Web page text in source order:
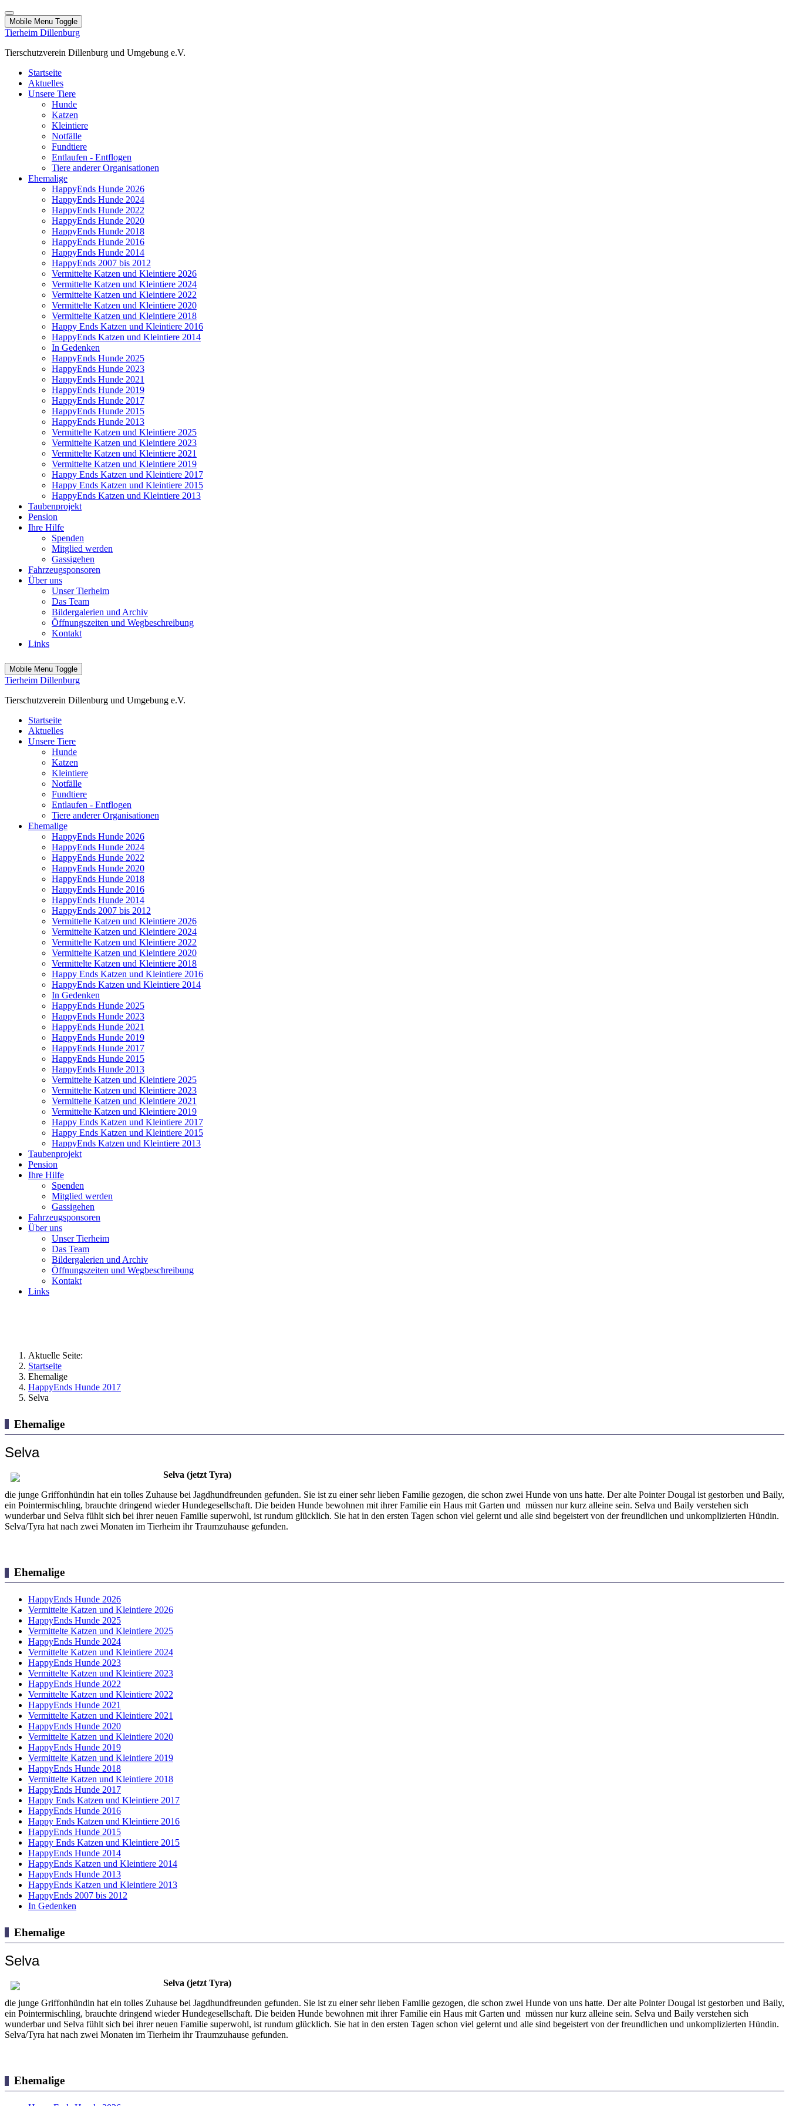
Mobile Menu Toggle
Tierheim Dillenburg
Tierschutzverein Dillenburg und Umgebung e.V.
Startseite
Aktuelles
Unsere Tiere
Hunde
Katzen
Kleintiere
Notfälle
Fundtiere
Entlaufen - Entflogen
Tiere anderer Organisationen
Ehemalige
HappyEnds Hunde 2026
HappyEnds Hunde 2024
HappyEnds Hunde 2022
HappyEnds Hunde 2020
HappyEnds Hunde 2018
HappyEnds Hunde 2016
HappyEnds Hunde 2014
HappyEnds 2007 bis 2012
Vermittelte Katzen und Kleintiere 2026
Vermittelte Katzen und Kleintiere 2024
Vermittelte Katzen und Kleintiere 2022
Vermittelte Katzen und Kleintiere 2020
Vermittelte Katzen und Kleintiere 2018
Happy Ends Katzen und Kleintiere 2016
HappyEnds Katzen und Kleintiere 2014
In Gedenken
HappyEnds Hunde 2025
HappyEnds Hunde 2023
HappyEnds Hunde 2021
HappyEnds Hunde 2019
HappyEnds Hunde 2017
HappyEnds Hunde 2015
HappyEnds Hunde 2013
Vermittelte Katzen und Kleintiere 2025
Vermittelte Katzen und Kleintiere 2023
Vermittelte Katzen und Kleintiere 2021
Vermittelte Katzen und Kleintiere 2019
Happy Ends Katzen und Kleintiere 2017
Happy Ends Katzen und Kleintiere 2015
HappyEnds Katzen und Kleintiere 2013
Taubenprojekt
Pension
Ihre Hilfe
Spenden
Mitglied werden
Gassigehen
Fahrzeugsponsoren
Über uns
Unser Tierheim
Das Team
Bildergalerien und Archiv
Öffnungszeiten und Wegbeschreibung
Kontakt
Links
Mobile Menu Toggle
Tierheim Dillenburg
Tierschutzverein Dillenburg und Umgebung e.V.
Startseite
Aktuelles
Unsere Tiere
Hunde
Katzen
Kleintiere
Notfälle
Fundtiere
Entlaufen - Entflogen
Tiere anderer Organisationen
Ehemalige
HappyEnds Hunde 2026
HappyEnds Hunde 2024
HappyEnds Hunde 2022
HappyEnds Hunde 2020
HappyEnds Hunde 2018
HappyEnds Hunde 2016
HappyEnds Hunde 2014
HappyEnds 2007 bis 2012
Vermittelte Katzen und Kleintiere 2026
Vermittelte Katzen und Kleintiere 2024
Vermittelte Katzen und Kleintiere 2022
Vermittelte Katzen und Kleintiere 2020
Vermittelte Katzen und Kleintiere 2018
Happy Ends Katzen und Kleintiere 2016
HappyEnds Katzen und Kleintiere 2014
In Gedenken
HappyEnds Hunde 2025
HappyEnds Hunde 2023
HappyEnds Hunde 2021
HappyEnds Hunde 2019
HappyEnds Hunde 2017
HappyEnds Hunde 2015
HappyEnds Hunde 2013
Vermittelte Katzen und Kleintiere 2025
Vermittelte Katzen und Kleintiere 2023
Vermittelte Katzen und Kleintiere 2021
Vermittelte Katzen und Kleintiere 2019
Happy Ends Katzen und Kleintiere 2017
Happy Ends Katzen und Kleintiere 2015
HappyEnds Katzen und Kleintiere 2013
Taubenprojekt
Pension
Ihre Hilfe
Spenden
Mitglied werden
Gassigehen
Fahrzeugsponsoren
Über uns
Unser Tierheim
Das Team
Bildergalerien und Archiv
Öffnungszeiten und Wegbeschreibung
Kontakt
Links
Aktuelle Seite:
Startseite
Ehemalige
HappyEnds Hunde 2017
Selva
Ehemalige
Selva
Selva (jetzt Tyra)
die junge Griffonhündin hat ein tolles Zuhause bei Jagdhundfreunden gefunden. Sie ist zu einer sehr lieben Familie gezogen, die schon zwei Hunde von uns hatte. Der alte Pointer Dougal ist gestorben und Baily,
ein Pointermischling, brauchte dringend wieder Hundegesellschaft. Die beiden Hunde bewohnen mit ihrer Familie ein Haus mit Garten und müssen nur kurz alleine sein. Selva und Baily verstehen sich
wunderbar und Selva fühlt sich bei ihrer neuen Familie superwohl, ist rundum glücklich. Sie hat in den ersten Tagen schon viel gelernt und alle sind begeistert von der freundlichen und unkomplizierten Hündin.
Selva/Tyra hat nach zwei Monaten im Tierheim ihr Traumzuhause gefunden.
Ehemalige
HappyEnds Hunde 2026
Vermittelte Katzen und Kleintiere 2026
HappyEnds Hunde 2025
Vermittelte Katzen und Kleintiere 2025
HappyEnds Hunde 2024
Vermittelte Katzen und Kleintiere 2024
HappyEnds Hunde 2023
Vermittelte Katzen und Kleintiere 2023
HappyEnds Hunde 2022
Vermittelte Katzen und Kleintiere 2022
HappyEnds Hunde 2021
Vermittelte Katzen und Kleintiere 2021
HappyEnds Hunde 2020
Vermittelte Katzen und Kleintiere 2020
HappyEnds Hunde 2019
Vermittelte Katzen und Kleintiere 2019
HappyEnds Hunde 2018
Vermittelte Katzen und Kleintiere 2018
HappyEnds Hunde 2017
Happy Ends Katzen und Kleintiere 2017
HappyEnds Hunde 2016
Happy Ends Katzen und Kleintiere 2016
HappyEnds Hunde 2015
Happy Ends Katzen und Kleintiere 2015
HappyEnds Hunde 2014
HappyEnds Katzen und Kleintiere 2014
HappyEnds Hunde 2013
HappyEnds Katzen und Kleintiere 2013
HappyEnds 2007 bis 2012
In Gedenken
Ehemalige
Selva
Selva (jetzt Tyra)
die junge Griffonhündin hat ein tolles Zuhause bei Jagdhundfreunden gefunden. Sie ist zu einer sehr lieben Familie gezogen, die schon zwei Hunde von uns hatte. Der alte Pointer Dougal ist gestorben und Baily,
ein Pointermischling, brauchte dringend wieder Hundegesellschaft. Die beiden Hunde bewohnen mit ihrer Familie ein Haus mit Garten und müssen nur kurz alleine sein. Selva und Baily verstehen sich
wunderbar und Selva fühlt sich bei ihrer neuen Familie superwohl, ist rundum glücklich. Sie hat in den ersten Tagen schon viel gelernt und alle sind begeistert von der freundlichen und unkomplizierten Hündin.
Selva/Tyra hat nach zwei Monaten im Tierheim ihr Traumzuhause gefunden.
Ehemalige